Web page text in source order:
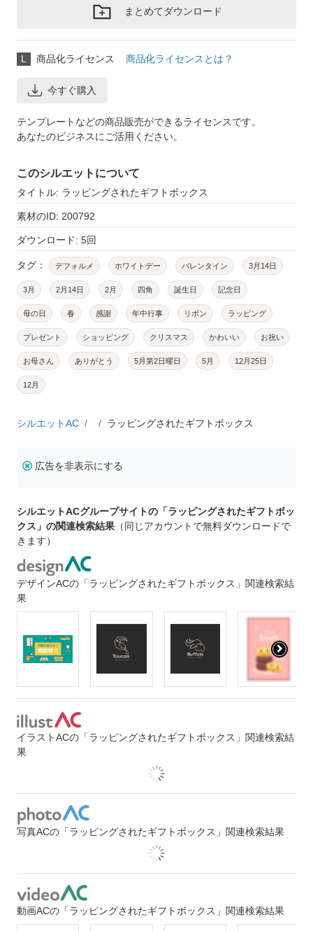
まとめてダウンロード
L 商品化ライセンス 商品化ライセンスとは？
今すぐ購入
テンプレートなどの商品販売ができるライセンスです。
あなたのビジネスにご活用ください。
このシルエットについて
タイトル: ラッピングされたギフトボックス
素材のID: 200792
ダウンロード: 5回
タグ： デフォルメ ホワイトデー バレンタイン 3月14日
3月 2月14日 2月 四角 誕生日 記念日
母の日 春 感謝 年中行事 リボン ラッピング
プレゼント ショッピング クリスマス かわいい お祝い
お母さん ありがとう 5月第2日曜日 5月 12月25日
12月
シルエットAC ラッピングされたギフトボックス
広告を非表示にする
シルエットACグループサイトの「ラッピングされたギフトボッ
クス」の関連検索結果 （同じアカウントで無料ダウンロードで
きます）
デザインACの「ラッピングされたギフトボックス」関連検索結
果
イラストACの「ラッピングされたギフトボックス」関連検索結
果
写真ACの「ラッピングされたギフトボックス」関連検索結果
動画ACの「ラッピングされたギフトボックス」関連検索結果